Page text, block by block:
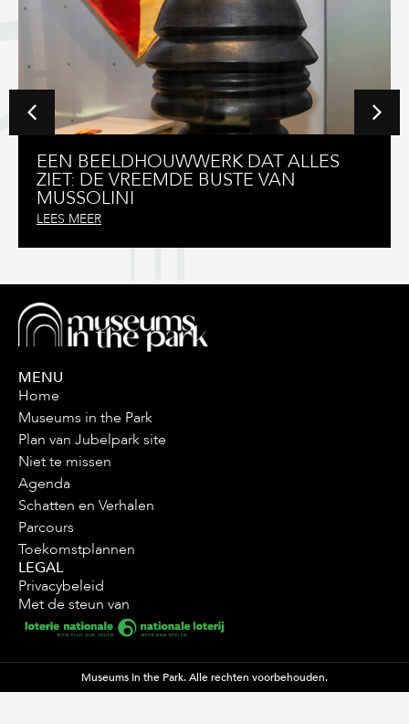
TOEN DE KOZAKKEN CHAMPAGNE
ONTDEKTEN EN HET SABREREN
UITVONDEN
LEES MEER
MENU
Home
Museums in the Park
Plan van Jubelpark site
Niet te missen
Agenda
Schatten en Verhalen
Parcours
Toekomstplannen
LEGAL
Privacybeleid
Met de steun van
Museums In the Park. Alle rechten voorbehouden.